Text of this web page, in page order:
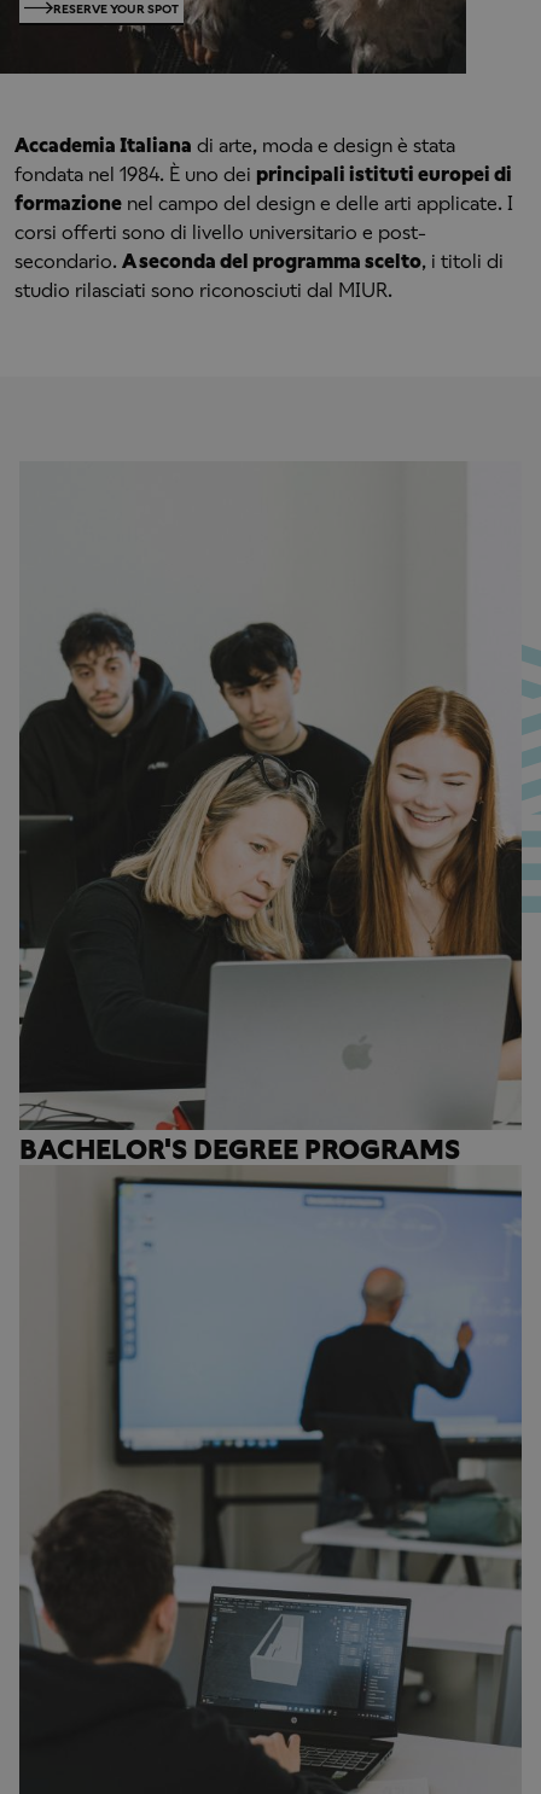
RESERVE YOUR SPOT
Accademia Italiana di arte, moda e design è stata
fondata nel 1984. È uno dei principali istituti europei di
formazione nel campo del design e delle arti applicate. I
corsi offerti sono di livello universitario e post-
secondario. A seconda del programma scelto, i titoli di
studio rilasciati sono riconosciuti dal MIUR.
BACHELOR'S DEGREE PROGRAMS